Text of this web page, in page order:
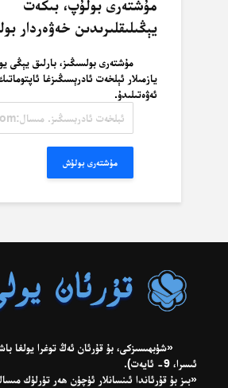
مۇشتەرى بولۇپ، بىكەت
يېڭىلىقلىرىدىن خەۋەردار
مۇشتەرى بولسىڭىز، بارلىق يېڭى
يازمىلار ئېلخەت ئادرېسىڭىزغا
ئەۋەتىلىدۇ.
ئادرېسىڭىز.
مۇشتەرى بولۇش
ئىسرا، 9- ئايەت).
«بىز بۇ قۇرئاندا ئىنسانلار ئۈچۈن ھەر تۈرلۈك